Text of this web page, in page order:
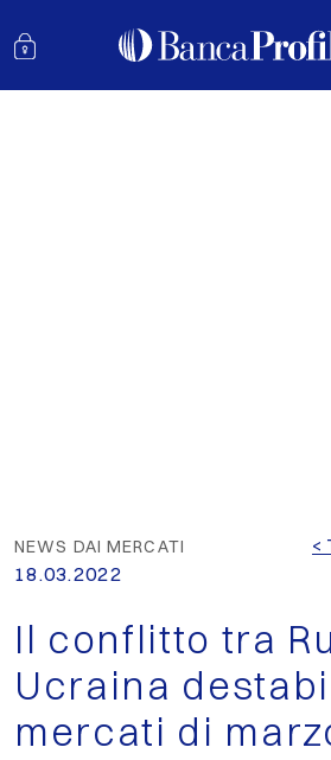
IL CONFLITTO TRA RUSSIA E UCRAINA
MARZO
NEWS DAI MERCATI
18.03.2022
<
Il conflitto tra
Ucraina
mercati di